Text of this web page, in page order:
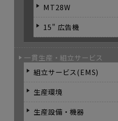
MT28W
15" 広告機
一貫生産・組立サービス
組立サービス(EMS)
生産環境
生産設備・機器